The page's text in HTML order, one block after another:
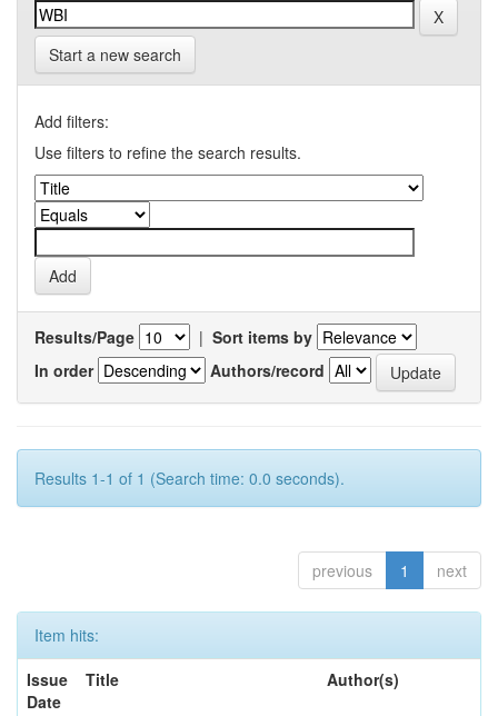
Start a new search
Add filters:
Use filters to refine the search results.
Results/Page | Sort items by
In order
Authors/record
Results 1-1 of 1 (Search time: 0.0 seconds).
previous 1 next
Item hits:
Issue
Date
Title Author(s)